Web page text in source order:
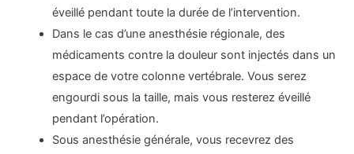
éveillé pendant toute la durée de l’intervention.
Dans le cas d’une anesthésie régionale, des
médicaments contre la douleur sont injectés dans un
espace de votre colonne vertébrale. Vous serez
engourdi sous la taille, mais vous resterez éveillé
pendant l’opération.
Sous anesthésie générale, vous recevrez des